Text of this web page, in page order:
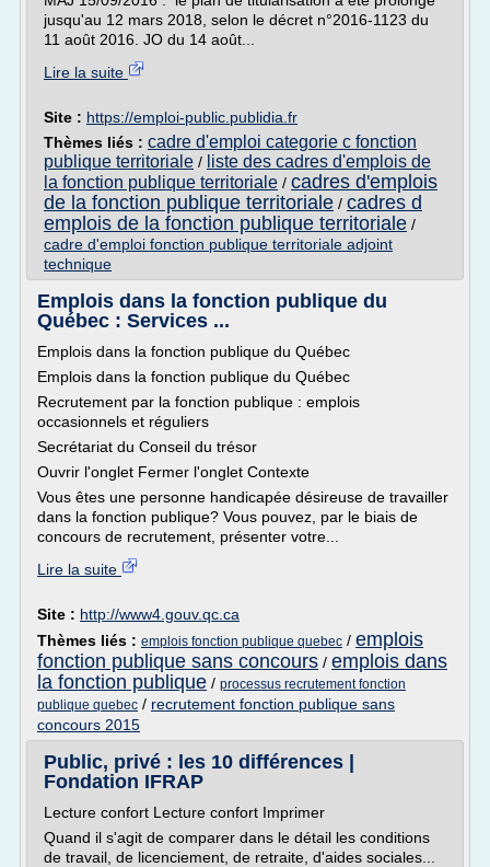
jusqu'au 12 mars 2018, selon le décret n°2016-1123 du
11 août 2016. JO du 14 août...
Lire la suite
Site : https://emploi-public.publidia.fr
Thèmes liés : cadre d'emploi categorie c fonction
publique territoriale / liste des cadres d'emplois de
la fonction publique territoriale / cadres d'emplois
de la fonction publique territoriale / cadres d
emplois de la fonction publique territoriale /
cadre d'emploi fonction publique territoriale adjoint
technique
Emplois dans la fonction publique du
Québec : Services ...
Emplois dans la fonction publique du Québec
Emplois dans la fonction publique du Québec
Recrutement par la fonction publique : emplois
occasionnels et réguliers
Secrétariat du Conseil du trésor
Ouvrir l'onglet Fermer l'onglet Contexte
Vous êtes une personne handicapée désireuse de travailler
dans la fonction publique? Vous pouvez, par le biais de
concours de recrutement, présenter votre...
Lire la suite
Site : http://www4.gouv.qc.ca
Thèmes liés : emplois fonction publique quebec / emplois
fonction publique sans concours / emplois dans
la fonction publique / processus recrutement fonction
publique quebec / recrutement fonction publique sans
concours 2015
Public, privé : les 10 différences |
Fondation IFRAP
Lecture confort Lecture confort Imprimer
Quand il s'agit de comparer dans le détail les conditions
de travail, de licenciement, de retraite, d'aides sociales...